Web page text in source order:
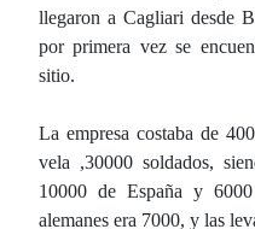
llegaron a Cagliari desde
por primera vez se
sitio.
La empresa costaba de
vela ,30000 soldados,
10000 de España y
alemanes era 7000, y las